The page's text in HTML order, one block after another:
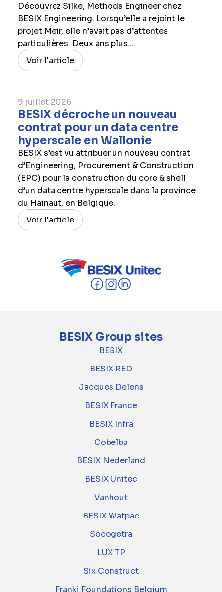
Découvrez Silke, Methods Engineer chez
BESIX Engineering. Lorsqu’elle a rejoint le
projet Meir, elle n’avait pas d’attentes
particulières. Deux ans plus...
Voir l'article
9 juillet 2026
BESIX décroche un nouveau
contrat pour un data centre
hyperscale en Wallonie
BESIX s’est vu attribuer un nouveau contrat
d’Engineering, Procurement & Construction
(EPC) pour la construction du core & shell
d’un data centre hyperscale dans la province
du Hainaut, en Belgique.
Voir l'article
BESIX Group sites
BESIX
BESIX RED
Jacques Delens
BESIX France
BESIX Infra
Cobelba
BESIX Nederland
BESIX Unitec
Vanhout
BESIX Watpac
Socogetra
LUX TP
Six Construct
Franki Foundations Belgium